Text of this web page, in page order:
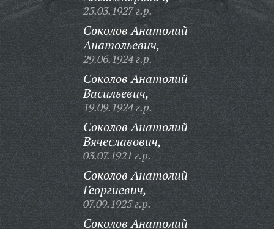
25.03.1927 г.р.
Соколов Анатолий
Анатольевич,
29.06.1924 г.р.
Соколов Анатолий
Васильевич,
19.09.1924 г.р.
Соколов Анатолий
Вячеславович,
03.07.1921 г.р.
Соколов Анатолий
Георгиевич,
07.09.1925 г.р.
Соколов Анатолий